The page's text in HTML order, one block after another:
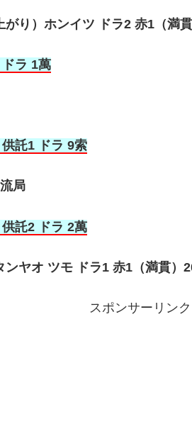
がり）ホンイツ ドラ2 赤1（満
ラ 1萬
託1 ドラ 9索
局
託2 ドラ 2萬
ンヤオ ツモ ドラ1 赤1（満貫
スポンサーリンク